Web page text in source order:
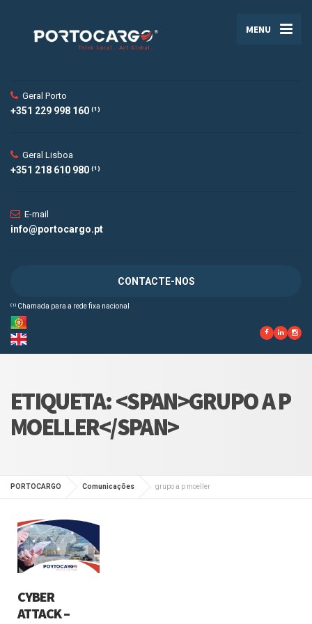
MENU
Geral Porto
+351 229 998 160 ⁽¹⁾
Geral Lisboa
+351 218 610 980 ⁽¹⁾
E-mail
info@portocargo.pt
CONTACTE-NOS
⁽¹⁾ Chamada para a rede fixa nacional
ETIQUETA: <SPAN>GRUPO A P
MOELLER</SPAN>
PORTOCARGO Comunicações grupo a p moeller
CYBER
ATTACK –